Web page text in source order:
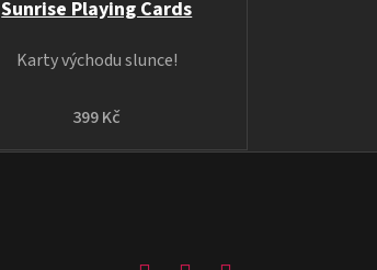
Sunrise Playing Cards
399 Kč
Karty východu slunce!